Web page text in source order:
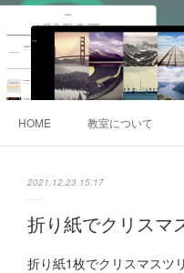
HOME 教室について
2021.12.23 15:17
折り紙でクリスマ
折り紙1枚でクリスマスツ